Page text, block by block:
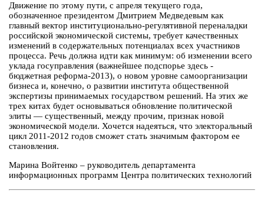
Движение по этому пути, с апреля текущего года,
обозначенное президентом Дмитрием Медведевым как
главный вектор институционально-регулятивной переналадки
российской экономической системы, требует качественных
изменений в содержательных потенциалах всех участников
процесса. Речь должна идти как минимум: об изменении всего
уклада госуправления (важнейшее подспорье здесь -
бюджетная реформа-2013), о новом уровне самоорганизации
бизнеса и, конечно, о развитии института общественной
экспертизы принимаемых государством решений. На этих же
трех китах будет основываться обновление политической
элиты — существенный, между прочим, признак новой
экономической модели. Хочется надеяться, что электоральный
цикл 2011-2012 годов сможет стать значимым фактором ее
становления.
Марина Войтенко – руководитель департамента
информационных программ Центра политических технологий